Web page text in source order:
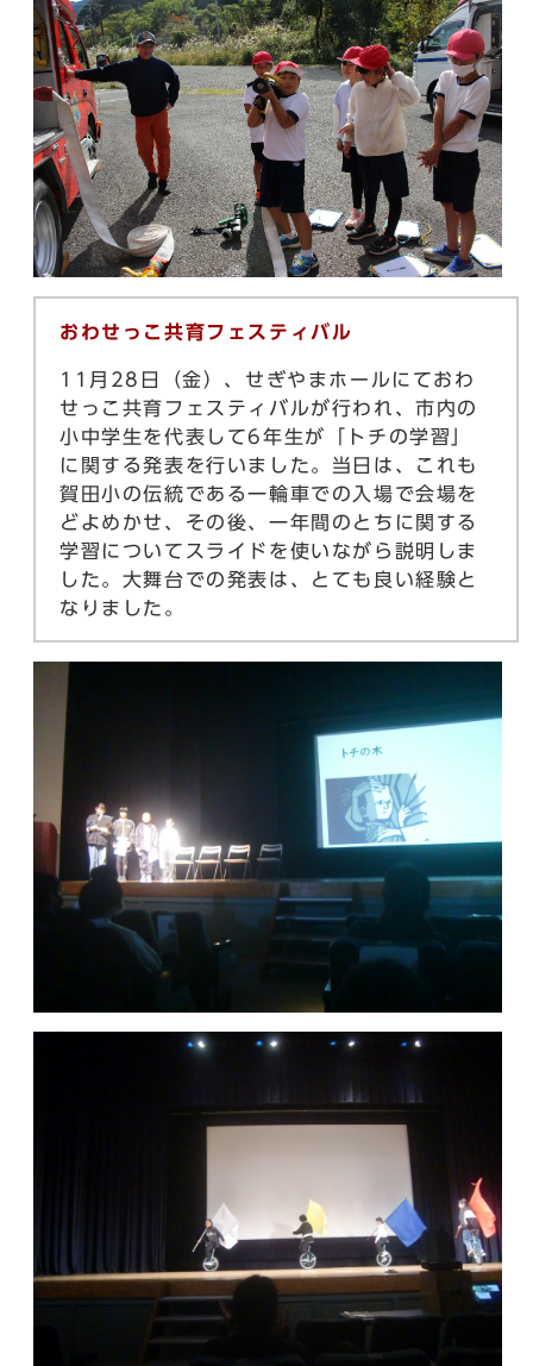
おわせっこ共育フェスティバル
11月28日（金）、せぎやまホールにておわ
せっこ共育フェスティバルが行われ、市内の
小中学生を代表して6年生が「トチの学習」
に関する発表を行いました。当日は、これも
賀田小の伝統である一輪車での入場で会場を
どよめかせ、その後、一年間のとちに関する
学習についてスライドを使いながら説明しま
した。大舞台での発表は、とても良い経験と
なりました。